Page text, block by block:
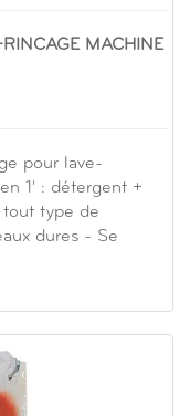
MACHINE
pour lave-
1' : détergent +
tout type de
dures - Se